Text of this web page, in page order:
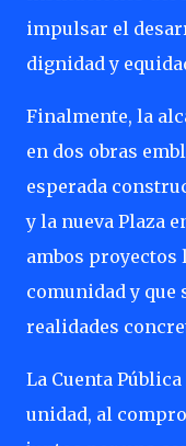
impulsar el
dignidad y
Finalmente, la
en dos obras
esperada
y la nueva Plaza
ambos proyectos
comunidad y que
realidades
La Cuenta
unidad, al